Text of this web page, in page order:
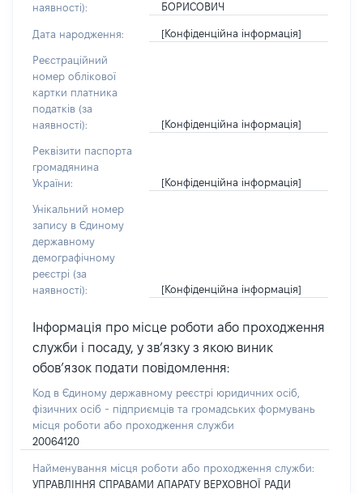
наявності):
БОРИСОВИЧ
Дата народження: [Конфіденційна інформація]
Реєстраційний
номер облікової
картки платника
податків (за
наявності):
[Конфіденційна інформація]
Реквізити паспорта
громадянина
України:
[Конфіденційна інформація]
Унікальний номер
запису в Єдиному
державному
демографічному
реєстрі (за
наявності):
[Конфіденційна інформація]
Інформація про місце роботи або проходження
служби і посаду, у зв’язку з якою виник
обов’язок подати повідомлення:
Код в Єдиному державному реєстрі юридичних осіб,
фізичних осіб - підприємців та громадських формувань
місця роботи або проходження служби
20064120
Найменування місця роботи або проходження служби:
УПРАВЛІННЯ СПРАВАМИ АПАРАТУ ВЕРХОВНОЇ РАДИ